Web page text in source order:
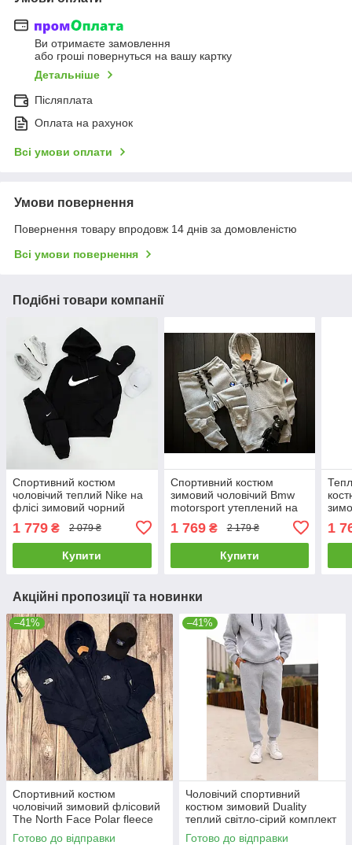
Ви отримаєте замовлення
або гроші повернуться на вашу картку
Детальніше
Післяплата
Оплата на рахунок
Всі умови оплати
Умови повернення
Повернення товару впродовж 14 днів за домовленістю
Всі умови повернення
Подібні товари компанії
Спортивний костюм
чоловічий теплий Nike на
флісі зимовий чорний
кофта штани найк зима з
начосом
1 779 ₴ 2 079 ₴
Купити
Спортивний костюм
зимовий чоловічий Bmw
motorsport утеплений на
штани зима Бмв теплий
1 769₴ 2 179 ₴
Купити
1
Акційні пропозиції та новинки
–41%
Спортивний костюм
чоловічий зимовий флісовий
The North Face Polar fleece
тнф синій
Готово до відправки
–41%
Чоловічий спортивний
костюм зимовий Duality
теплий світло-сірий комплект
худі штани на флісі
Готово до відправки